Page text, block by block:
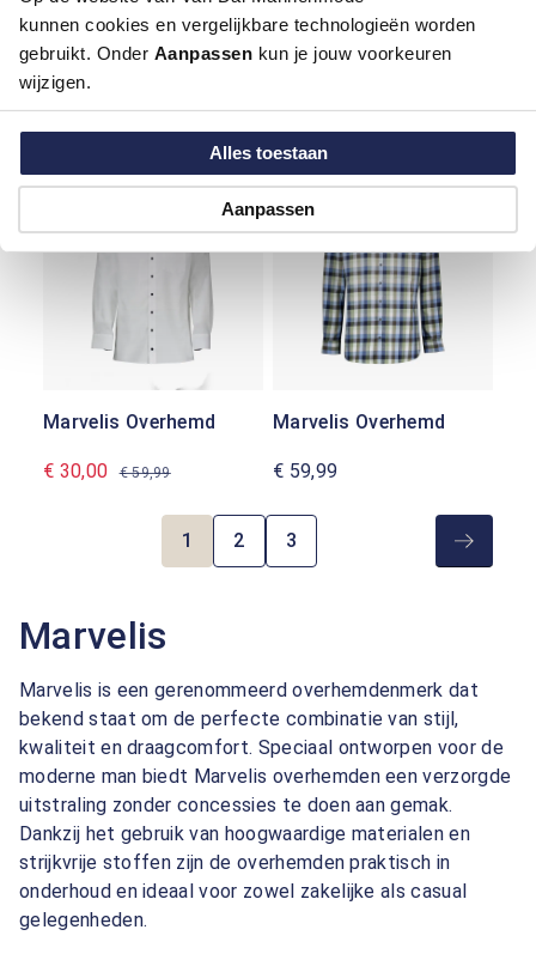
kunnen cookies en vergelijkbare technologieën worden
gebruikt. Onder Aanpassen kun je jouw voorkeuren
wijzigen.
Alles toestaan
Aanpassen
Marvelis Overhemd
€ 35,00 € 48,99
-50%
Marvelis Overhemd
€ 30,00 € 59,99
Marvelis Overhemd
€ 59,99
Pagina
1
Pagina
2
Pagina
3
Marvelis
Marvelis is een gerenommeerd overhemdenmerk dat
bekend staat om de perfecte combinatie van stijl,
kwaliteit en draagcomfort. Speciaal ontworpen voor de
moderne man biedt Marvelis overhemden een verzorgde
uitstraling zonder concessies te doen aan gemak.
Dankzij het gebruik van hoogwaardige materialen en
strijkvrije stoffen zijn de overhemden praktisch in
onderhoud en ideaal voor zowel zakelijke als casual
gelegenheden.